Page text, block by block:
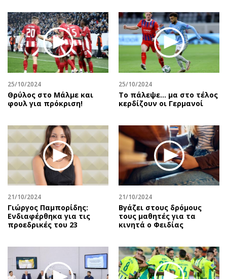
Προεδρικές 2023
Δημοσκοπήσεις
Διπλωματία
Αθλητισμός
Κύπρος
Ελλάδα
Διεθνή
Οικονομική
Οικονομία
Real Estate
Επιχειρήσεις
Αγορές
Money Review
AstroBank Properties
Ενέργεια
Ναυτιλία
Περιβάλλον
Πωλούνται
Ζητούν εργασία
Θέσεις εργασίας
Geek
Νέα
Κινητά-tablets
Social
Αφιερώματα
Πολιτική
Οικονομία
Γενικά
Αναδρομές
Πρόσωπα
Περιβάλλον
Γυναίκα
Showbiz
Ταξίδια
25/10/2024
Θρύλος στο Μάλμε και
φουλ για πρόκριση!
25/10/2024
Το πάλεψε... μα στο τέλος
κερδίζουν οι Γερμανοί
21/10/2024
Γιώργος Παμπορίδης:
Ενδιαφέρθηκα για τις
προεδρικές του 23
21/10/2024
Βγάζει στους δρόμους
τους μαθητές για τα
κινητά ο Φειδίας